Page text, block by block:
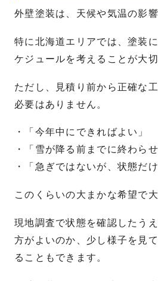
外壁塗装は、天候や気温の影
特に北海道エリアでは、塗装
ケジュールを考えることが大切
ただし、見積り前から正確な
必要はありません。
・「今年中にできればよい」
・「雪が降る前までに終わらせ
・「急ぎではないが、状態だ
このくらいの大まかな希望で大
現地調査で状態を確認したう
方がよいのか、少し様子を見
ることもできます。